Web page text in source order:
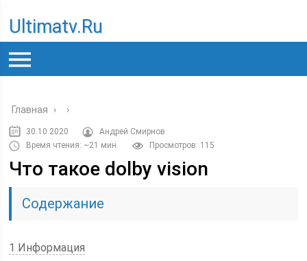
Ultimatv.ru
Главная › ›
30.10.2020
Андрей Смирнов
Время чтения: ~21 мин.
Просмотров: 115
Что такое dolby vision
Содержание
1 Информация